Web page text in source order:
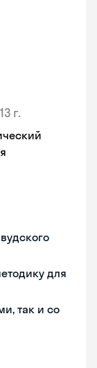
г.
для
так и со